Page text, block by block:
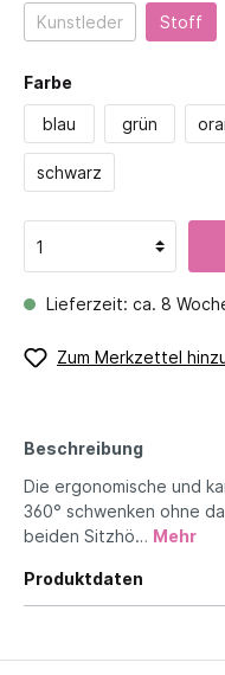
Kunstleder Stoff
Farbe
blau grün
schwarz
Lieferzeit: ca. 8
Zum Merkzettel
Beschreibung
Die ergonomische und
360° schwenken ohne
beiden Sitzhö… Mehr
Produktdaten